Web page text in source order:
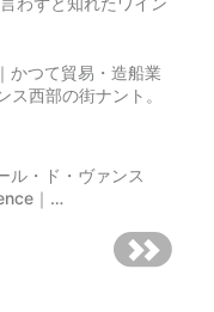
かつて貿易・造船業
ス西部の街ナント。
ル・ド・ヴァンス
｜…